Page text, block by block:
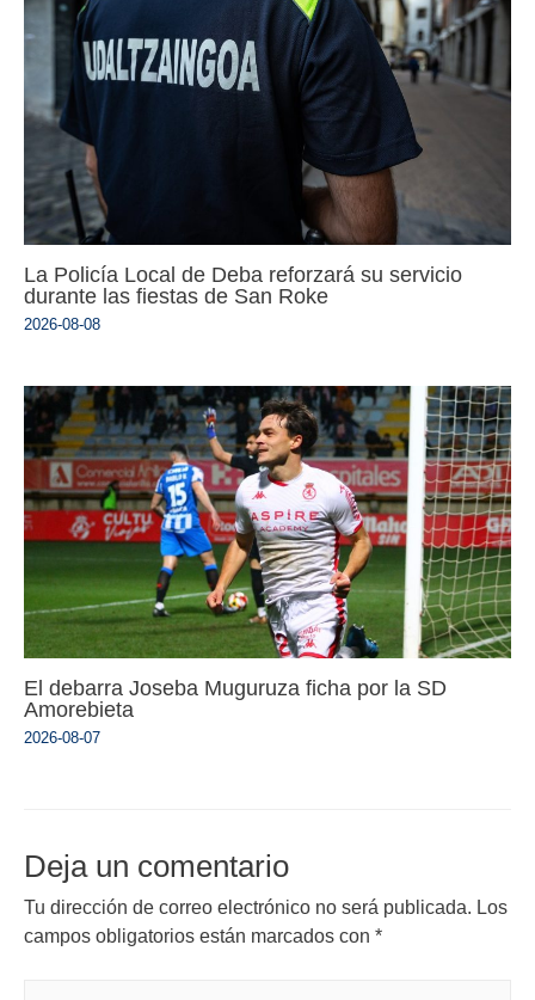
La Policía Local de Deba reforzará su servicio
durante las fiestas de San Roke
2026-08-08
El debarra Joseba Muguruza ficha por la SD
Amorebieta
2026-08-07
Deja un comentario
Tu dirección de correo electrónico no será publicada. Los
campos obligatorios están marcados con *